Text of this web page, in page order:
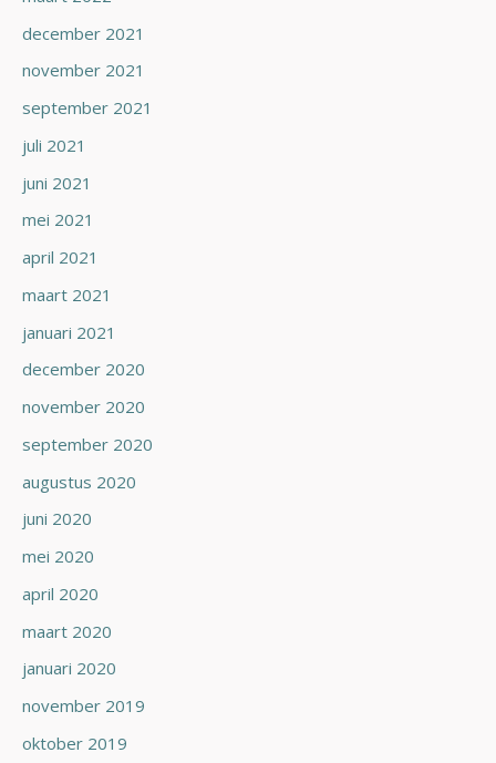
december 2021
november 2021
september 2021
juli 2021
juni 2021
mei 2021
april 2021
maart 2021
januari 2021
december 2020
november 2020
september 2020
augustus 2020
juni 2020
mei 2020
april 2020
maart 2020
januari 2020
november 2019
oktober 2019